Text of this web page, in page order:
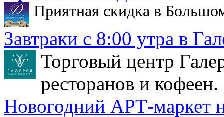
Приятная скидка в
Завтраки с 8:00 утра в
Торговый центр
ресторанов и кофеен.
Новогодний АРТ-маркет